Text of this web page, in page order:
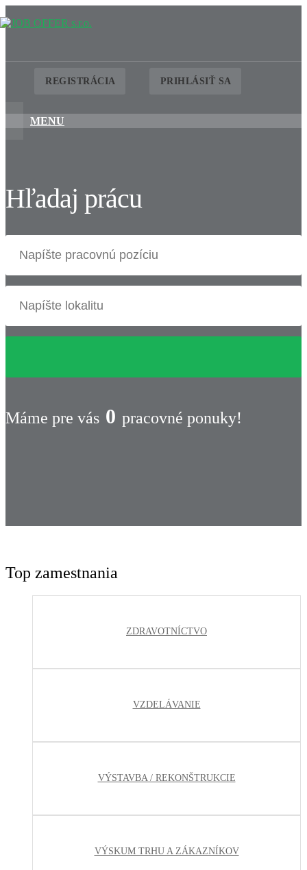
REGISTRÁCIA PRIHLÁSIŤ SA
MENU
Hľadaj prácu
Máme pre vás 0 pracovné ponuky!
Top zamestnania
ZDRAVOTNÍCTVO
VZDELÁVANIE
VÝSTAVBA / REKONŠTRUKCIE
VÝSKUM TRHU A ZÁKAZNÍKOV